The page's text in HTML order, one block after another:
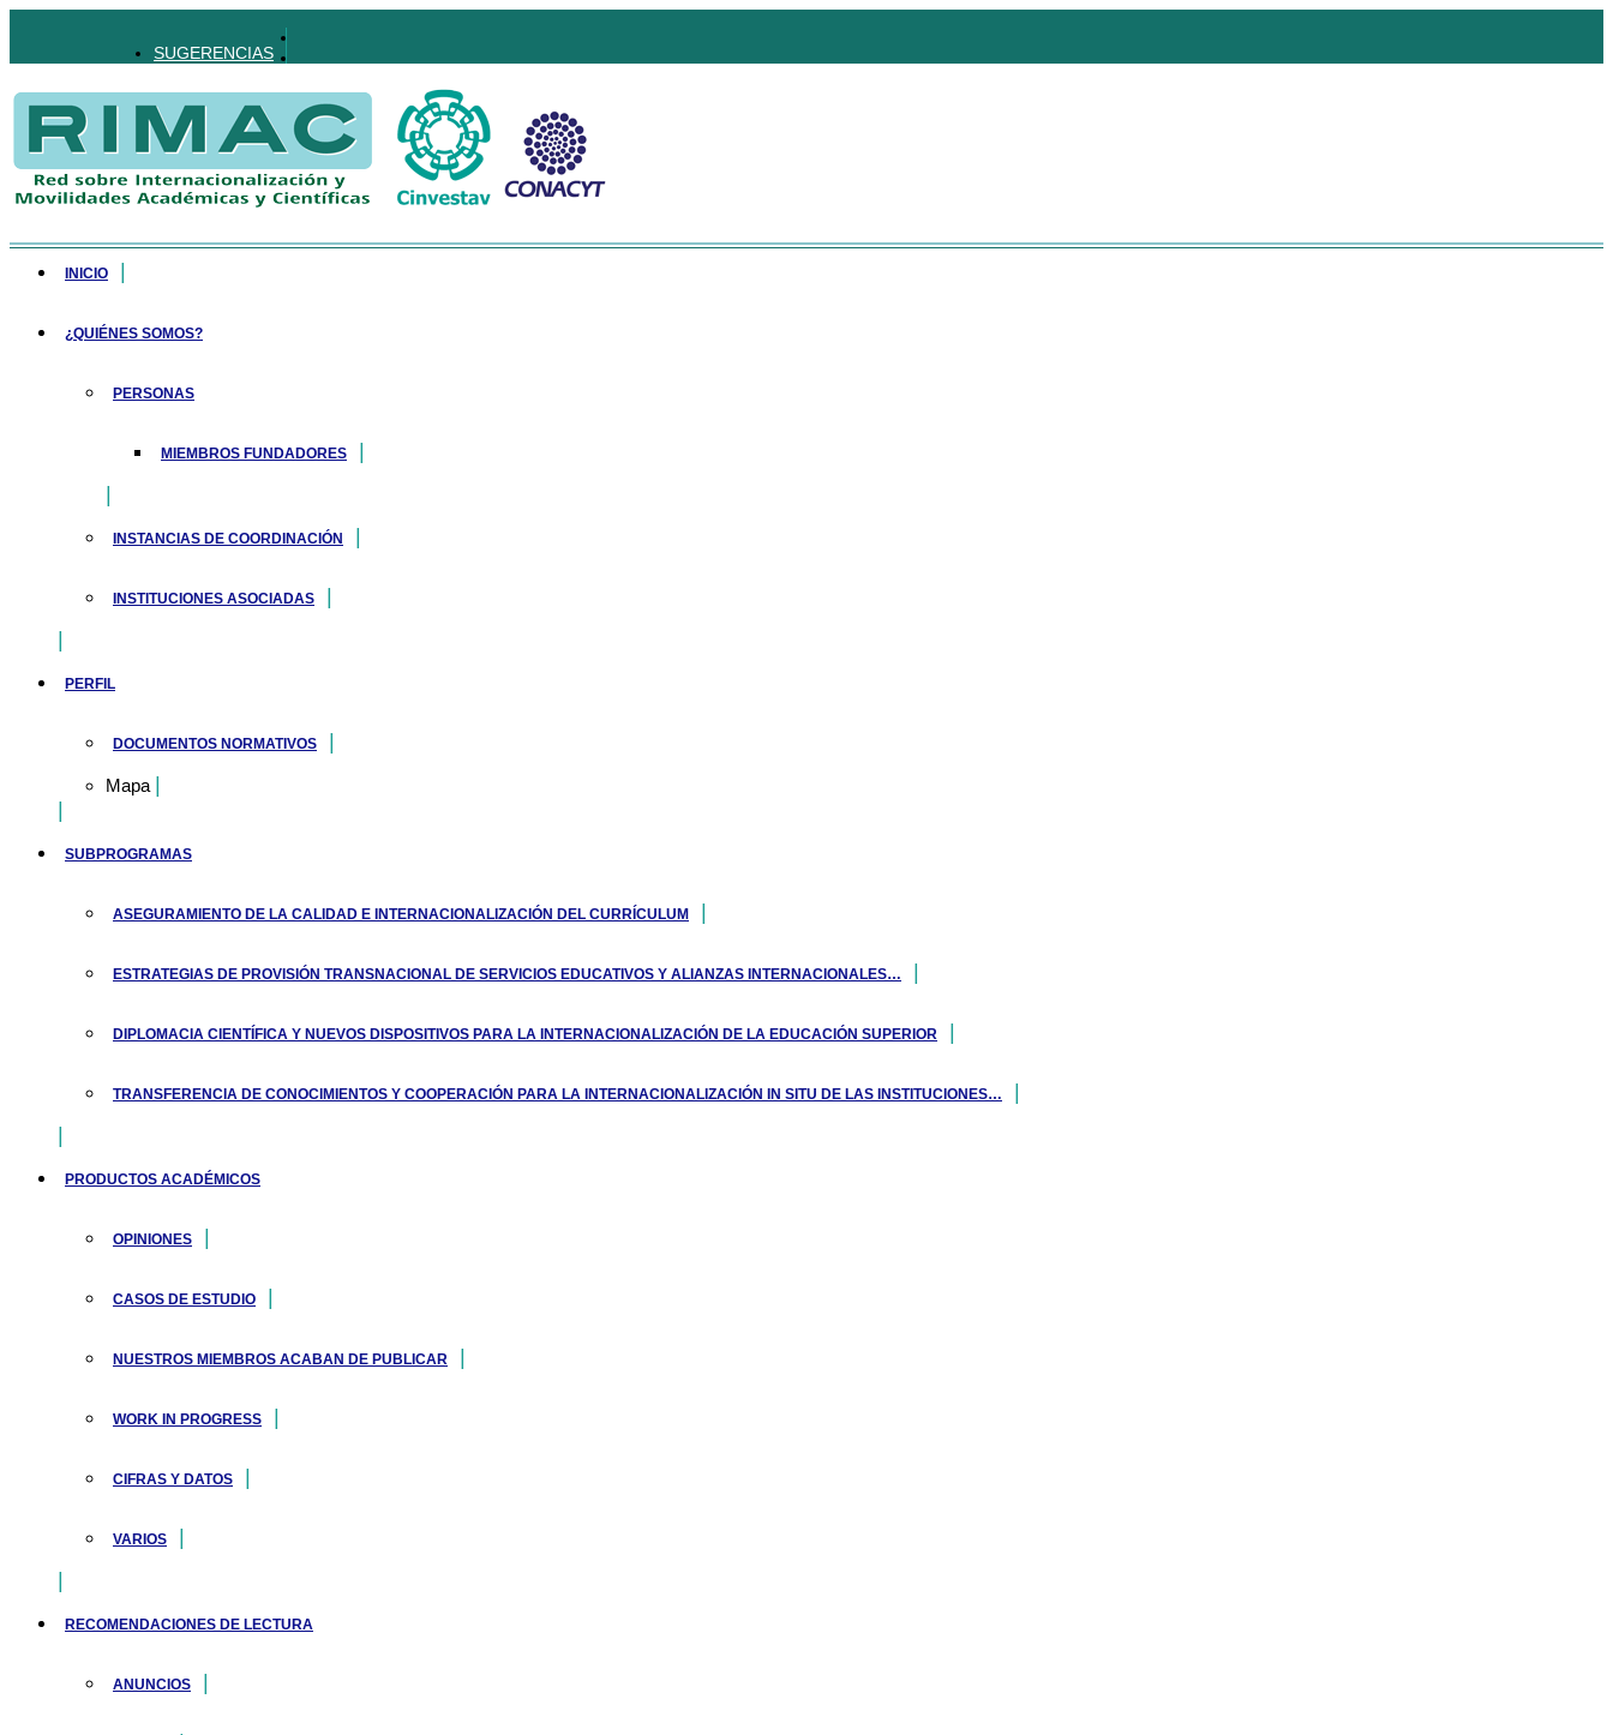
SUGERENCIAS
INICIO
¿QUIÉNES SOMOS?
PERSONAS
MIEMBROS FUNDADORES
INSTANCIAS DE COORDINACIÓN
INSTITUCIONES ASOCIADAS
PERFIL
DOCUMENTOS NORMATIVOS
Mapa
SUBPROGRAMAS
ASEGURAMIENTO DE LA CALIDAD E INTERNACIONALIZACIÓN DEL CURRÍCULUM
ESTRATEGIAS DE PROVISIÓN TRANSNACIONAL DE SERVICIOS EDUCATIVOS Y ALIANZAS INTERNACIONALES…
DIPLOMACIA CIENTÍFICA Y NUEVOS DISPOSITIVOS PARA LA INTERNACIONALIZACIÓN DE LA EDUCACIÓN SUPERIOR
TRANSFERENCIA DE CONOCIMIENTOS Y COOPERACIÓN PARA LA INTERNACIONALIZACIÓN IN SITU DE LAS INSTITUCIONES…
PRODUCTOS ACADÉMICOS
OPINIONES
CASOS DE ESTUDIO
NUESTROS MIEMBROS ACABAN DE PUBLICAR
WORK IN PROGRESS
CIFRAS Y DATOS
VARIOS
RECOMENDACIONES DE LECTURA
ANUNCIOS